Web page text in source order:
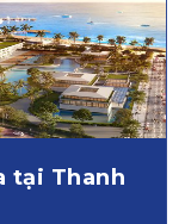
tại Thanh